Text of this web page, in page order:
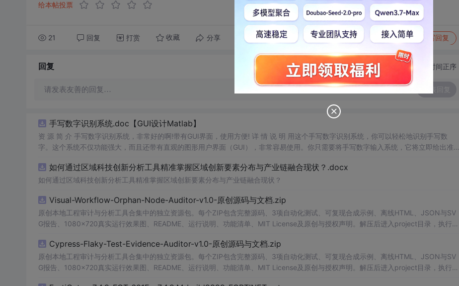
给本帖投票
21 回复 打赏 收藏 分享 转发到动态 举报 写回复
回复 切换为时间正序
请发表友善的回复…
手写数字识别系统.doc【GUI设计Matlab】
资 源 简 介 手写数字识别系统，非常好的啊!带有GUI界面，使用方便! 详 情 说 明 用这个手写数字识别系统，你可以轻松地识别手写数
字。这个系统不仅功能强大，而且还带有直观的图形用户界面（GUI），非常容易使用。你只需要将手写数字输入系统，它将立即给出准确
便和实用的工具，你一定会喜欢它的！
如何通过区域科技创新分析工具精准掌握区域创新要素分布与产业链融合现状？.docx
如何通过区域科技创新分析工具精准掌握区域创新要素分布与产业链融合现状？
Visual-Workflow-Orphan-Node-Auditor-v1.0-原创源码与文档.zip
原创本地工程审计与分析工具合集中的独立资源包。每个ZIP包含完整源码、3项自动化测试、可复现合成示例、离线HTML、JSON与SV
G报告、1080×720真实运行效果图、README、运行说明、功能清单、MIT License及原创与授权声明。解压后进入project目录，执行np
源码、Logo、官方截图、论文、生产日志或其他受限素材。适合前端开发、AI应用工程、测试审计和课程实践。
Cypress-Flaky-Test-Evidence-Auditor-v1.0-原创源码与文档.zip
原创本地工程审计与分析工具合集中的独立资源包。每个ZIP包含完整源码、3项自动化测试、可复现合成示例、离线HTML、JSON与SV
G报告、1080×720真实运行效果图、README、运行说明、功能清单、MIT License及原创与授权声明。解压后进入project目录，执行np